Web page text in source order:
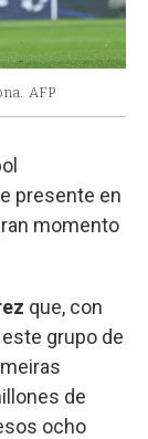
AFP
presente en
momento
que, con
grupo de
de
ocho